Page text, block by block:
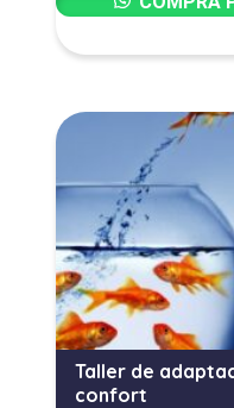
Taller de
confort